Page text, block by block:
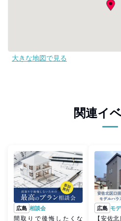
大きな地図で見る
関連イ
広島 相談会
間取りで後悔したくな
広島 モ
【安佐